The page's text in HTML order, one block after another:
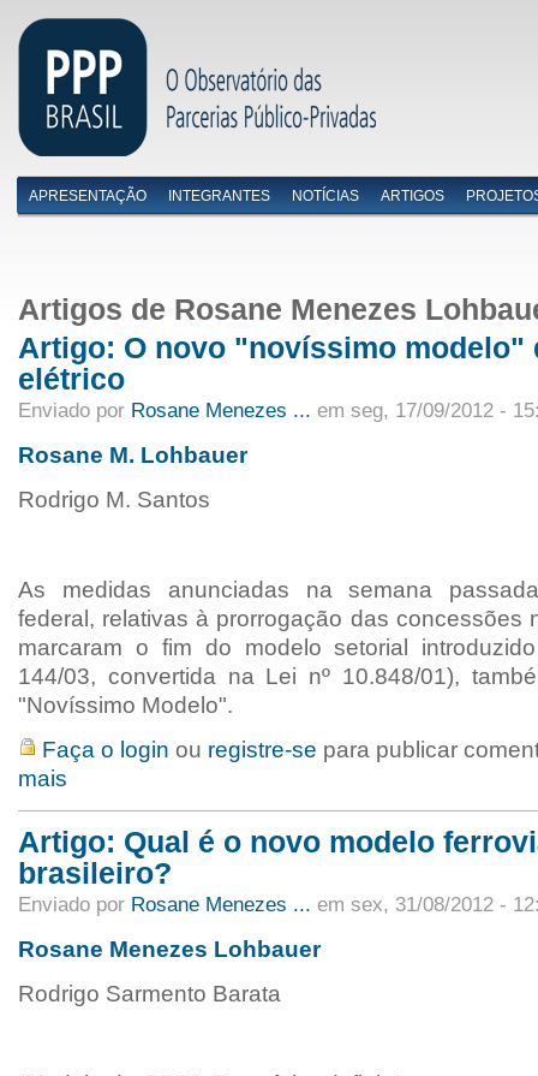
Menu primário
APRESENTAÇÃO INTEGRANTES NOTÍCIAS ARTIGOS
Artigos de Rosane Menezes
Artigo: O novo "novíssimo modelo"
elétrico
Enviado por Rosane Menezes ... em seg, 17/09/2012 -
Rosane M. Lohbauer
Rodrigo M. Santos
As medidas anunciadas na semana
federal, relativas à prorrogação das concessões
marcaram o fim do modelo setorial
144/03, convertida na Lei nº 10.848/01),
"Novíssimo Modelo".
Faça o login ou registre-se para publicar
mais
Artigo: Qual é o novo modelo
brasileiro?
Enviado por Rosane Menezes ... em sex, 31/08/2012 -
Rosane Menezes Lohbauer
Rodrigo Sarmento Barata